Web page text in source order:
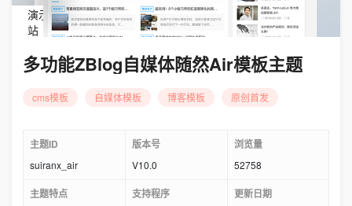
演示
站
多功能ZBlog自媒体随然Air模板主题
cms模板 自媒体模板 博客模板 原创首发
主题ID
suiranx_air
版本号
V10.0
浏览量
52758
主题特点 支持程序 更新日期